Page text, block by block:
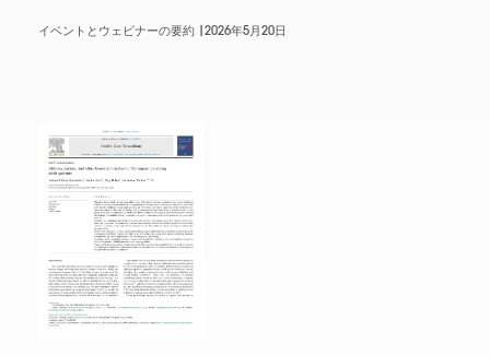
イベントとウェビナーの要約 | 2026年5月20日